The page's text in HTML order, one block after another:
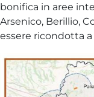
bonifica in aree
Arsenico, Berillio,
essere ricondotta